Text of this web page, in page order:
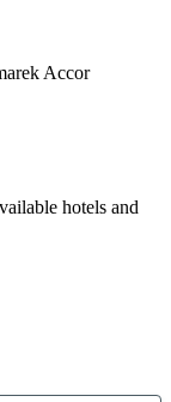
Accor
hotels and